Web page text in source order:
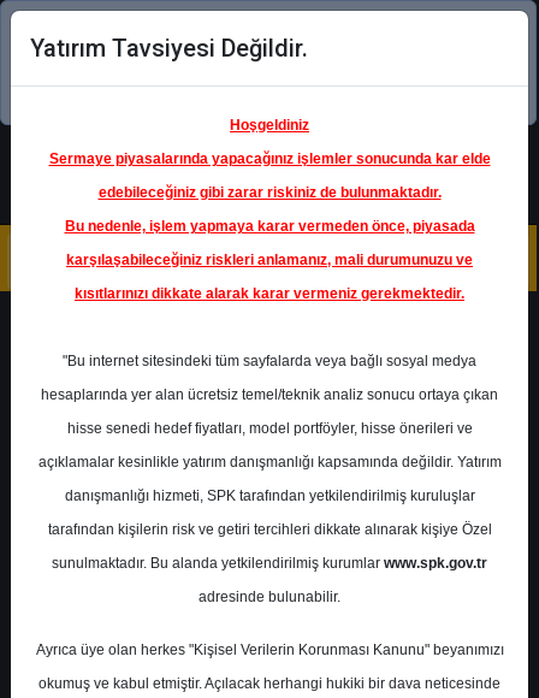
Şimdi uygulamayı indirin!
MAVI - MAVİ GİYİM SANAYİ VE
TİCARET A.Ş.
Hedef Fiyat 69.90 ₺
Getiri
%79.51
0 0
Yatırım Tavsiyesi Değildir.
Hoşgeldiniz
Sermaye piyasalarında yapacağınız işlemler sonucunda kar elde
edebileceğiniz gibi zarar riskiniz de bulunmaktadır.
Bu nedenle, işlem yapmaya karar vermeden önce, piyasada
karşılaşabileceğiniz riskleri anlamanız, mali durumunuzu ve
kısıtlarınızı dikkate alarak karar vermeniz gerekmektedir.
"Bu internet sitesindeki tüm sayfalarda veya bağlı sosyal medya
hesaplarında yer alan ücretsiz temel/teknik analiz sonucu ortaya çıkan
hisse senedi hedef fiyatları, model portföyler, hisse önerileri ve
açıklamalar kesinlikle yatırım danışmanlığı kapsamında değildir. Yatırım
danışmanlığı hizmeti, SPK tarafından yetkilendirilmiş kuruluşlar
tarafından kişilerin risk ve getiri tercihleri dikkate alınarak kişiye Özel
sunulmaktadır. Bu alanda yetkilendirilmiş kurumlar www.spk.gov.tr
adresinde bulunabilir.
Ayrıca üye olan herkes "Kişisel Verilerin Korunması Kanunu" beyanımızı
okumuş ve kabul etmiştir. Açılacak herhangi hukiki bir dava neticesinde